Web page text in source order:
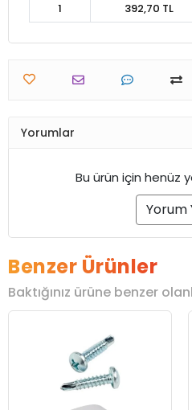
1
392,70 TL
Yorumlar
Bu ürün için henüz
Yorum
Benzer Ürünler
Baktığınız ürüne benzer